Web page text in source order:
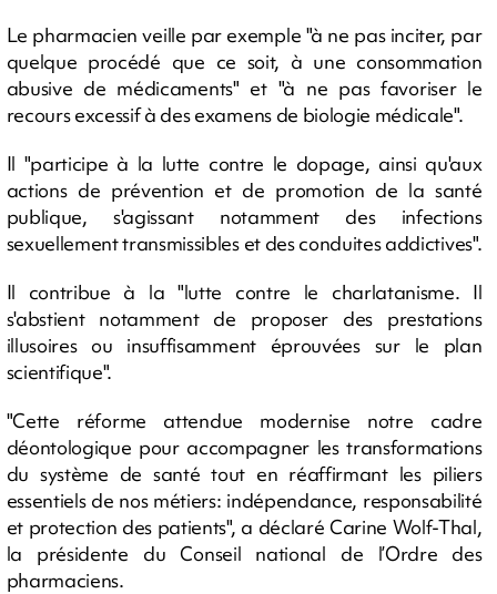
Le pharmacien veille par exemple "à ne pas inciter, par
quelque procédé que ce soit, à une consommation
abusive de médicaments" et "à ne pas favoriser le
recours excessif à des examens de biologie médicale".
Il "participe à la lutte contre le dopage, ainsi qu'aux
actions de prévention et de promotion de la santé
publique, s'agissant notamment des infections
sexuellement transmissibles et des conduites addictives".
Il contribue à la "lutte contre le charlatanisme. Il
s'abstient notamment de proposer des prestations
illusoires ou insuffisamment éprouvées sur le plan
scientifique".
"Cette réforme attendue modernise notre cadre
déontologique pour accompagner les transformations
du système de santé tout en réaffirmant les piliers
essentiels de nos métiers: indépendance, responsabilité
et protection des patients", a déclaré Carine Wolf-Thal,
la présidente du Conseil national de l’Ordre des
pharmaciens.